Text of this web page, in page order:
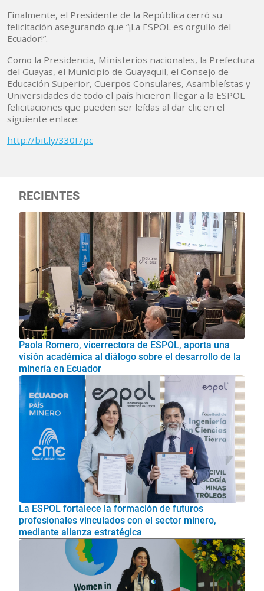
Finalmente, el Presidente de la República cerró su
felicitación asegurando que “¡La ESPOL es orgullo del
Ecuador!”.
Como la Presidencia, Ministerios nacionales, la Prefectura
del Guayas, el Municipio de Guayaquil, el Consejo de
Educación Superior, Cuerpos Consulares, Asambleístas y
Universidades de todo el país hicieron llegar a la ESPOL
felicitaciones que pueden ser leídas al dar clic en el
siguiente enlace:
http://bit.ly/330I7pc
RECIENTES
Paola Romero, vicerrectora de ESPOL, aporta una
visión académica al diálogo sobre el desarrollo de la
minería en Ecuador
La ESPOL fortalece la formación de futuros
profesionales vinculados con el sector minero,
mediante alianza estratégica